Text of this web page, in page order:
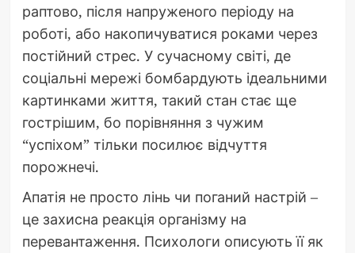
раптово, після напруженого періоду на
роботі, або накопичуватися роками через
постійний стрес. У сучасному світі, де
соціальні мережі бомбардують ідеальними
картинками життя, такий стан стає ще
гострішим, бо порівняння з чужим
“успіхом” тільки посилює відчуття
порожнечі.
Апатія не просто лінь чи поганий настрій –
це захисна реакція організму на
перевантаження. Психологи описують її як